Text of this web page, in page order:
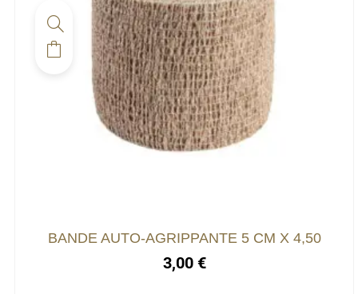
BANDE AUTO-AGRIPPANTE 5 CM X 4,50
3,00 €